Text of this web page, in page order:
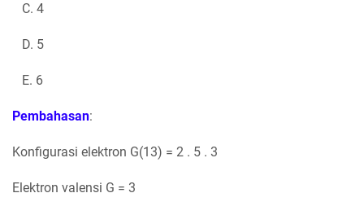
C. 4
D. 5
E. 6
Pembahasan:
Konfigurasi elektron G(13) = 2 . 5 . 3
Elektron valensi G = 3